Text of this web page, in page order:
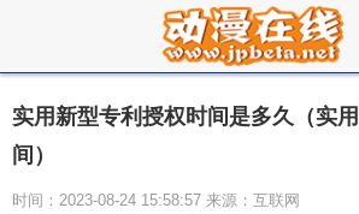
实用新型专利授权时间是多久（实
间）
时间：2023-08-24 15:58:57 来源：互联网